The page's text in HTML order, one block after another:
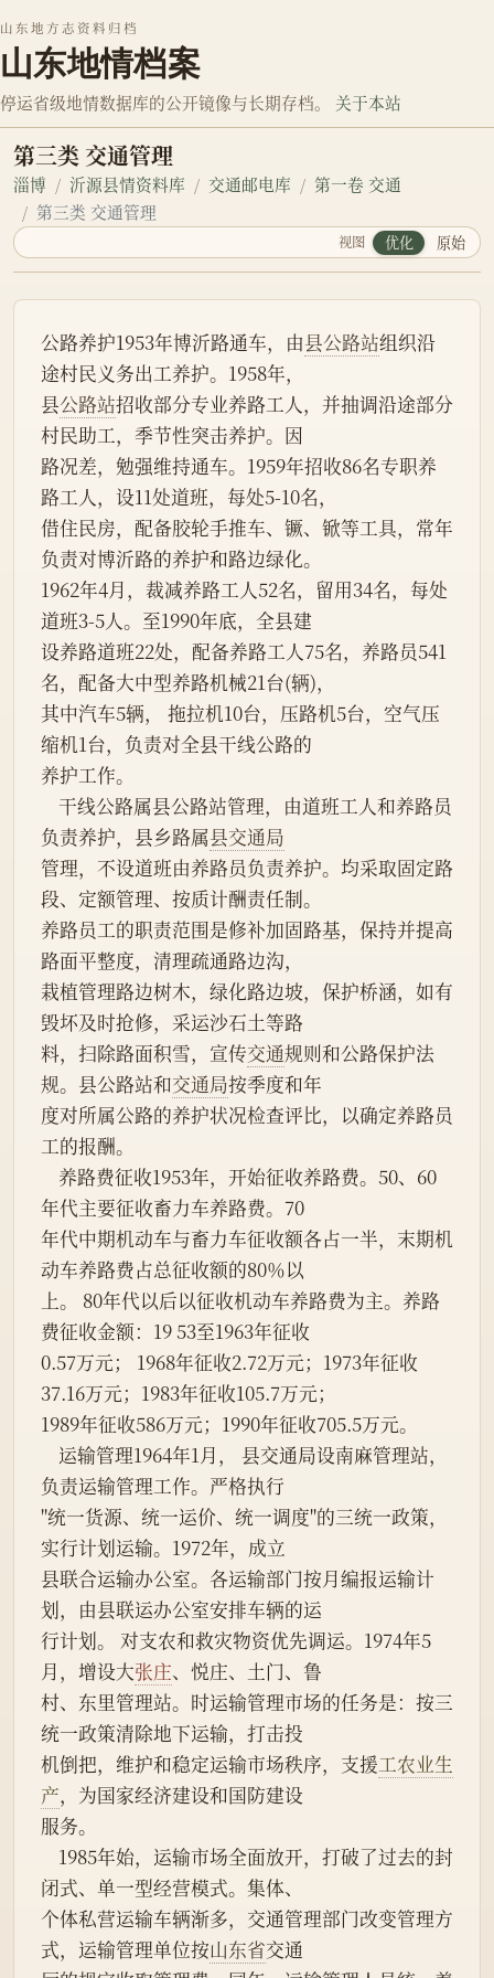
山东地方志资料归档
山东地情档案
停运省级地情数据库的公开镜像与长期存档。 关于本站
第三类 交通管理
淄博 沂源县情资料库 交通邮电库
第一卷 交通
第三类 交通管理
视图 优化 原始
公路养护1953年博沂路通车，由县公路站组织沿
途村民义务出工养护。1958年，
县公路站招收部分专业养路工人，并抽调沿途部分
村民助工，季节性突击养护。因
路况差，勉强维持通车。1959年招收86名专职养
路工人，设11处道班，每处5-10名，
借住民房，配备胶轮手推车、镢、锨等工具，常年
负责对博沂路的养护和路边绿化。
1962年4月，裁减养路工人52名，留用34名，每处
道班3-5人。至1990年底，全县建
设养路道班22处，配备养路工人75名，养路员541
名，配备大中型养路机械21台(辆)，
其中汽车5辆， 拖拉机10台，压路机5台，空气压
缩机1台，负责对全县干线公路的
养护工作。
负责养护，县乡路属县交通局
管理，不设道班由养路员负责养护。均采取固定路
段、定额管理、按质计酬责任制。
养路员工的职责范围是修补加固路基，保持并提高
路面平整度，清理疏通路边沟，
栽植管理路边树木，绿化路边坡，保护桥涵，如有
毁坏及时抢修，采运沙石土等路
料，扫除路面积雪，宣传交通规则和公路保护法
规。县公路站和交通局按季度和年
度对所属公路的养护状况检查评比，以确定养路员
工的报酬。
年代主要征收畜力车养路费。70
年代中期机动车与畜力车征收额各占一半，末期机
动车养路费占总征收额的80％以
上。 80年代以后以征收机动车养路费为主。养路
费征收金额：19 53至1963年征收
0.57万元； 1968年征收2.72万元；1973年征收
37.16万元；1983年征收105.7万元；
1989年征收586万元；1990年征收705.5万元。
负责运输管理工作。严格执行
"统一货源、统一运价、统一调度"的三统一政策，
实行计划运输。1972年，成立
县联合运输办公室。各运输部门按月编报运输计
划，由县联运办公室安排车辆的运
行计划。 对支农和救灾物资优先调运。1974年5
月，增设大张庄、悦庄、土门、鲁
村、东里管理站。时运输管理市场的任务是：按三
统一政策清除地下运输，打击投
机倒把，维护和稳定运输市场秩序，支援工农业生
产，为国家经济建设和国防建设
服务。
闭式、单一型经营模式。集体、
个体私营运输车辆渐多，交通管理部门改变管理方
式，运输管理单位按山东省交通